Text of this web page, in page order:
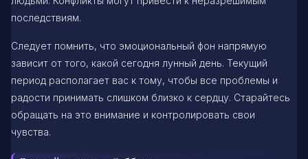
последствиям.
Следует помнить, что эмоциональный фон напрямую
зависит от того, какой сегодня лунный день. Текущий
период располагает вас к тому, чтобы все проблемы и
радости принимать слишком близко к сердцу. Старайтесь
обращать на это внимание и контролировать свои
чувства.